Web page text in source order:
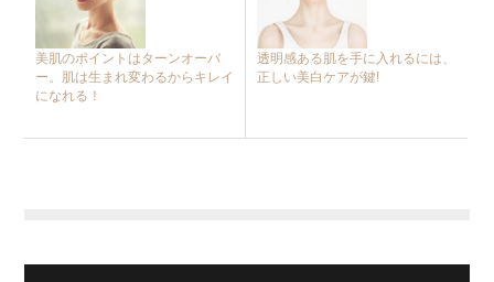
美肌のポイントはターンオーバ
ー。肌は生まれ変わるからキレイ
になれる！
透明感ある肌を手に入れるには、
正しい美白ケアが鍵!